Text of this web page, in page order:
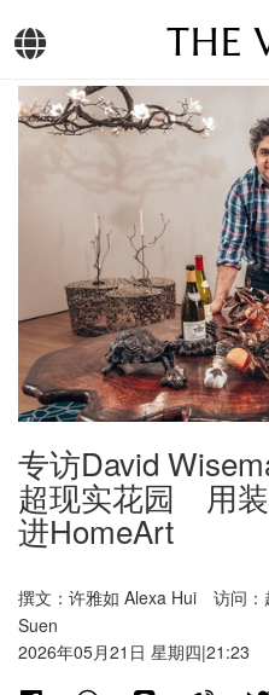
THE
专访David
超现实花园 用
进HomeArt
撰文：许雅如 Alexa Hui 访问
Suen
2026年05月21日 星期四|21:23